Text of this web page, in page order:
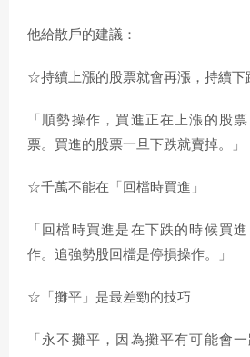
他給散戶的建議：
☆持續上漲的股票就會再漲，持續下
「順勢操作，買進正在上漲的股
票。買進的股票一旦下跌就賣掉。」
☆千萬不能在「回檔時買進」
「回檔時買進是在下跌的時候買
作。追強勢股回檔是停損操作。」
☆「攤平」是最差勁的技巧
「永不攤平，因為攤平有可能會